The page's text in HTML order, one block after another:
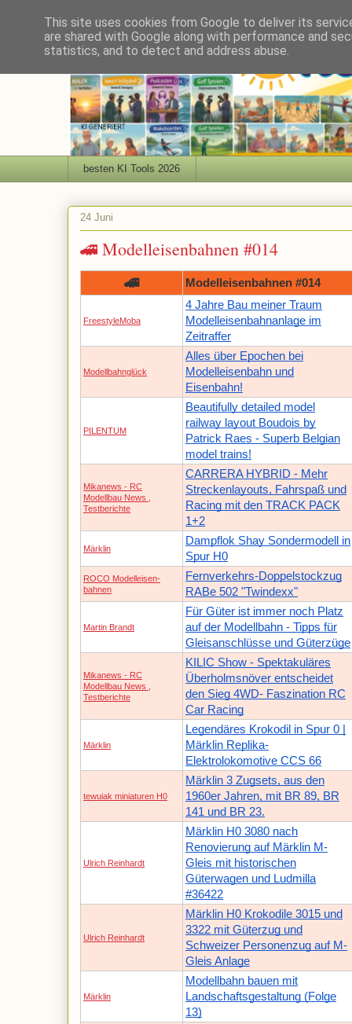
besten KI Tools 2026
24 Juni
🚄 Modelleisenbahnen #014
🚄 Modelleisenbahnen #014
FreestyleMoba
4 Jahre Bau meiner Traum
Modelleisenbahnanlage im
Zeitraffer
Modellbahnglück
Alles über Epochen bei
Modelleisenbahn und
Eisenbahn!
PILENTUM
Beautifully detailed model
railway layout Boudois by
Patrick Raes - Superb Belgian
model trains!
Mikanews - RC
Modellbau News ,
Testberichte
CARRERA HYBRID - Mehr
Streckenlayouts, Fahrspaß und
Racing mit den TRACK PACK
1+2
Märklin
Dampflok Shay Sondermodell in
Spur H0
ROCO Modelleisen-
bahnen
Fernverkehrs-Doppelstockzug
RABe 502 "Twindexx"
Martin Brandt
Für Güter ist immer noch Platz
auf der Modellbahn - Tipps für
Gleisanschlüsse und Güterzüge
Mikanews - RC
Modellbau News ,
Testberichte
KILIC Show - Spektakuläres
Überholmsnöver entscheidet
den Sieg 4WD- Faszination RC
Car Racing
Märklin
Legendäres Krokodil in Spur 0 |
Märklin Replika-
Elektrolokomotive CCS 66
tewuiak miniaturen H0
Märklin 3 Zugsets, aus den
1960er Jahren, mit BR 89, BR
141 und BR 23.
Ulrich Reinhardt
Märklin H0 3080 nach
Renovierung auf Märklin M-
Gleis mit historischen
Güterwagen und Ludmilla
#36422
Ulrich Reinhardt
Märklin H0 Krokodile 3015 und
3322 mit Güterzug und
Schweizer Personenzug auf M-
Gleis Anlage
Märklin
Modellbahn bauen mit
Landschaftsgestaltung (Folge
13)
This site uses cookies from Google to deliver its
are shared with Google along with performance and
statistics, and to detect and address abuse.